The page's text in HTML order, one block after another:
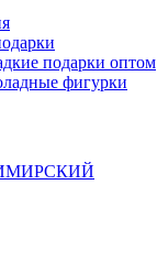
подарки оптом
фигурки